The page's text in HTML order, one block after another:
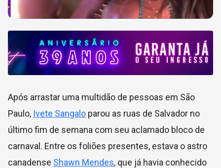
Após arrastar uma multidão de pessoas em São
Paulo, Ivete Sangalo parou as ruas de Salvador no
último fim de semana com seu aclamado bloco de
carnaval. Entre os foliões presentes, estava o astro
canadense Shawn Mendes, que já havia conhecido